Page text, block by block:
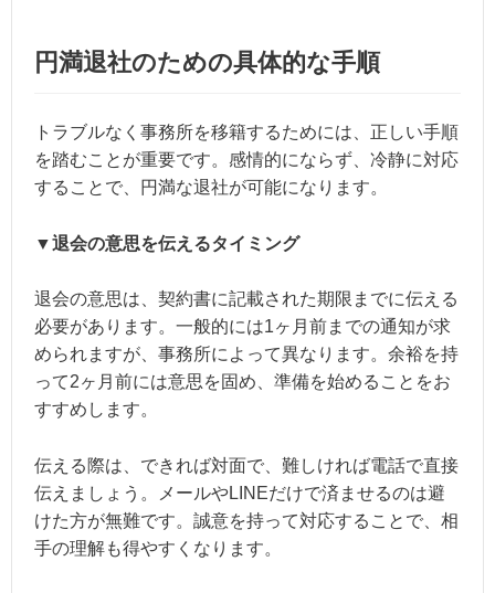
円満退社のための具体的な手順
トラブルなく事務所を移籍するためには、正しい手順
を踏むことが重要です。感情的にならず、冷静に対応
することで、円満な退社が可能になります。
▼退会の意思を伝えるタイミング
退会の意思は、契約書に記載された期限までに伝える
必要があります。一般的には1ヶ月前までの通知が求
められますが、事務所によって異なります。余裕を持
って2ヶ月前には意思を固め、準備を始めることをお
すすめします。
伝える際は、できれば対面で、難しければ電話で直接
伝えましょう。メールやLINEだけで済ませるのは避
けた方が無難です。誠意を持って対応することで、相
手の理解も得やすくなります。